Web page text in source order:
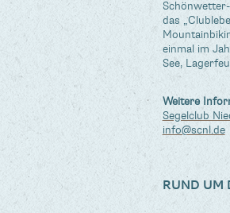
das
einmal im
See,
Weitere
Segelclub
info@scnl.de
RUND UM